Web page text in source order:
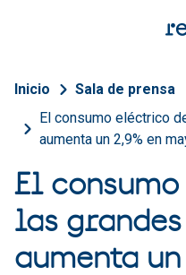
Inicio
Sala de prensa
El consumo eléctrico
aumenta un 2,9% en
El
las
aumenta